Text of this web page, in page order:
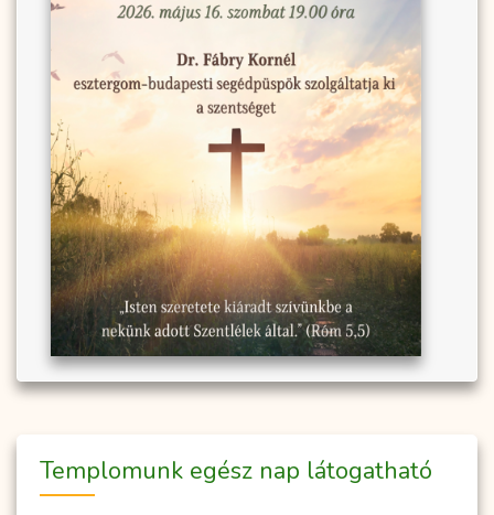
Temp­­lo­­munk egész nap lá­to­gat­ha­tó